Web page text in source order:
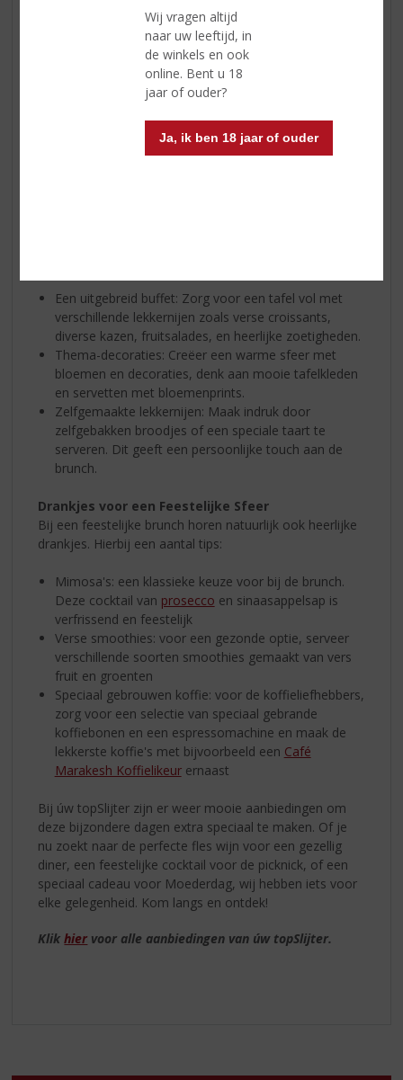
Wij vragen altijd
naar uw leeftijd, in
de winkels en ook
online. Bent u 18
jaar of ouder?
Ja, ik ben 18 jaar of ouder
Moederdag is een bijzondere gelegenheid om onze
moeders in het zonnetje te zetten en te laten zien
hoeveel we hen waarderen. Het is een dag vol
samenzijn, gezelligheid en liefde. Eén van de populairste
Een uitgebreid buffet: Zorg voor een tafel vol met
verschillende lekkernijen zoals verse croissants,
diverse kazen, fruitsalades, en heerlijke zoetigheden.
Thema-decoraties: Creëer een warme sfeer met
bloemen en decoraties, denk aan mooie tafelkleden
en servetten met bloemenprints.
Zelfgemaakte lekkernijen: Maak indruk door
zelfgebakken broodjes of een speciale taart te
serveren. Dit geeft een persoonlijke touch aan de
brunch.
Drankjes voor een Feestelijke Sfeer
Bij een feestelijke brunch horen natuurlijk ook heerlijke
drankjes. Hierbij een aantal tips:
Mimosa's: een klassieke keuze voor bij de brunch.
Deze cocktail van prosecco en sinaasappelsap is
verfrissend en feestelijk
Verse smoothies: voor een gezonde optie, serveer
verschillende soorten smoothies gemaakt van vers
fruit en groenten
Speciaal gebrouwen koffie: voor de koffieliefhebbers,
zorg voor een selectie van speciaal gebrande
koffiebonen en een espressomachine en maak de
lekkerste koffie's met bijvoorbeeld een Café
Marakesh Koffielikeurernaast
Bij úw topSlijter zijn er weer mooie aanbiedingen om
deze bijzondere dagen extra speciaal te maken. Of je
nu zoekt naar de perfecte fles wijn voor een gezellig
diner, een feestelijke cocktail voor de picknick, of een
speciaal cadeau voor Moederdag, wij hebben iets voor
elke gelegenheid. Kom langs en ontdek!
Klikhier voor alle aanbiedingen van úw topSlijter.